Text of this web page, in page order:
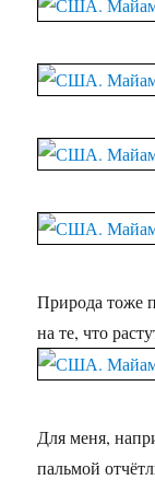
Природа тоже
на те, что
Для меня,
пальмой